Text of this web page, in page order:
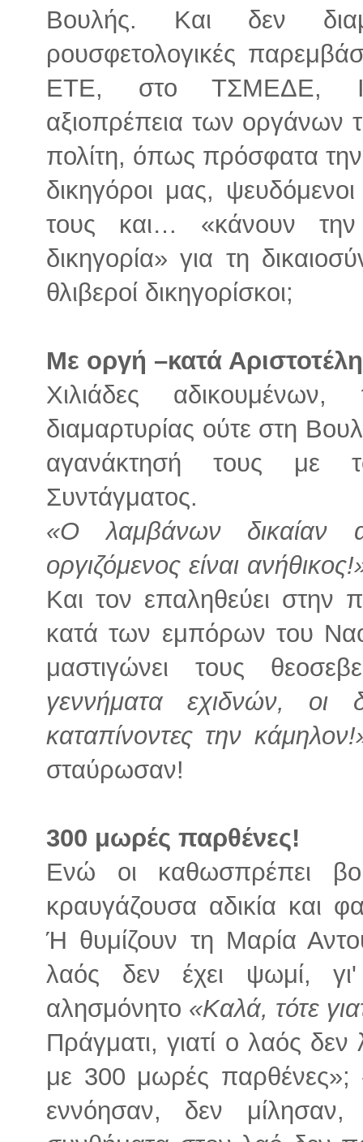
Βουλής. Και δεν
ρουσφετολογικές
ΕΤΕ, στο ΤΣΜΕΔΕ,
αξιοπρέπεια των οργάνων
πολίτη, όπως πρόσφατα
δικηγόροι μας,
τους και… «κάνουν
δικηγορία» για τη
θλιβεροί δικηγορίσκοι;
Με οργή –κατά
Χιλιάδες
διαμαρτυρίας ούτε στη
αγανάκτησή τους με
Συντάγματος.
«Ο λαμβάνων δικαίαν
οργιζόμενος είναι
Και τον επαληθεύει στην
κατά των εμπόρων του
μαστιγώνει τους
γεννήματα εχιδνών, οι
καταπίνοντες την
σταύρωσαν!
300 μωρές παρθένες!
Ενώ οι καθωσπρέπει
κραυγάζουσα αδικία και
Ή θυμίζουν τη Μαρία
λαός δεν έχει ψωμί,
αλησμόνητο «Καλά, τότε
Πράγματι, γιατί ο λαός
με 300 μωρές παρθένες»;
εννόησαν, δεν